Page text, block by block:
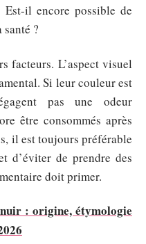
Est-il encore possible de
santé ?
facteurs. L’aspect visuel
Si leur couleur est
pas une odeur
être consommés après
il est toujours préférable
d’éviter de prendre des
doit primer.
: origine, étymologie